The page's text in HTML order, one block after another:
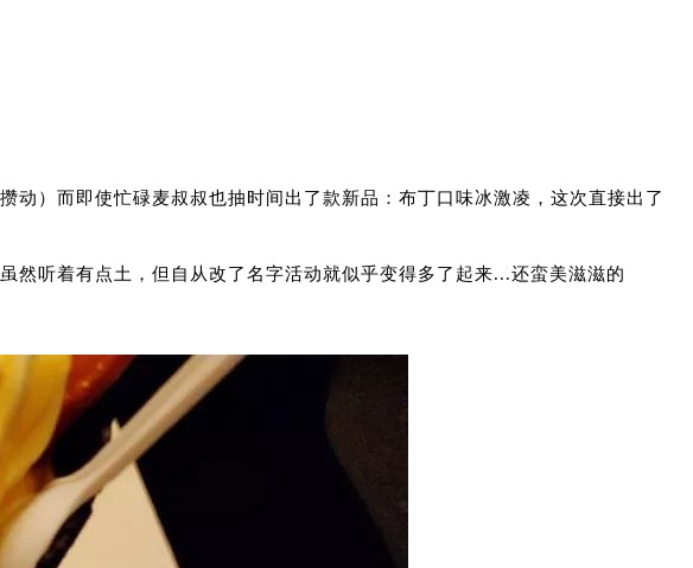
）而即使忙碌麦叔叔也抽时间出了款新品：布丁口味冰激凌，这次直接出了
然听着有点土，但自从改了名字活动就似乎变得多了起来...还蛮美滋滋的